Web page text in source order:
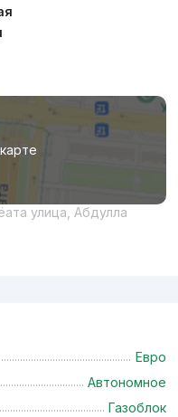
улица, Абдулла
Евро
Автономное
Газоблок